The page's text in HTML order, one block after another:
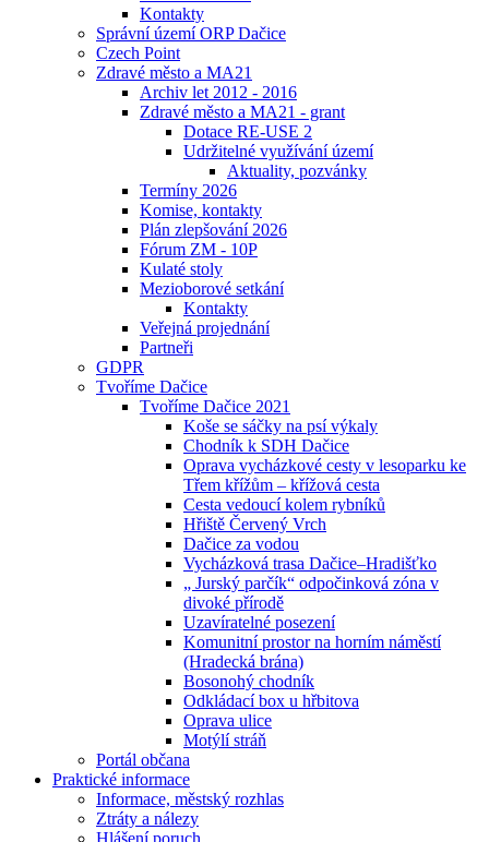
Kontakty
Správní území ORP Dačice
Czech Point
Zdravé město a MA21
Archiv let 2012 - 2016
Zdravé město a MA21 - grant
Dotace RE-USE 2
Udržitelné využívání území
Aktuality, pozvánky
Termíny 2026
Komise, kontakty
Plán zlepšování 2026
Fórum ZM - 10P
Kulaté stoly
Mezioborové setkání
Kontakty
Veřejná projednání
Partneři
GDPR
Tvoříme Dačice
Tvoříme Dačice 2021
Koše se sáčky na psí výkaly
Chodník k SDH Dačice
Oprava vycházkové cesty v lesoparku ke
Třem křížům – křížová cesta
Cesta vedoucí kolem rybníků
Hřiště Červený Vrch
Dačice za vodou
Vycházková trasa Dačice–Hradišťko
„ Jurský parčík“ odpočinková zóna v
divoké přírodě
Uzavíratelné posezení
Komunitní prostor na horním náměstí
(Hradecká brána)
Bosonohý chodník
Odkládací box u hřbitova
Oprava ulice
Motýlí stráň
Portál občana
Praktické informace
Informace, městský rozhlas
Ztráty a nálezy
Hlášení poruch